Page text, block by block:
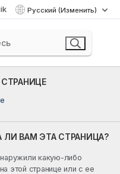
Русский (Изменить)
ЛИ ВАМ ЭТА СТРАНИЦА?
какую-либо
этой странице или с ее